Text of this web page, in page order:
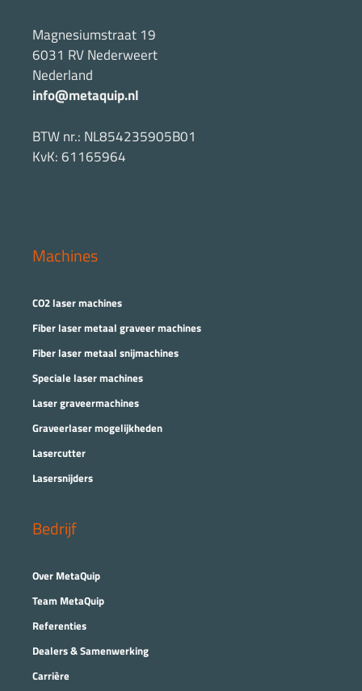
Magnesiumstraat 19
6031 RV Nederweert
Nederland
info@metaquip.nl
BTW nr.: NL854235905B01
KvK: 61165964
Machines
CO2 laser machines
Fiber laser metaal graveer machines
Fiber laser metaal snijmachines
Speciale laser machines
Laser graveermachines
Graveerlaser mogelijkheden
Lasercutter
Lasersnijders
Bedrijf
Over MetaQuip
Team MetaQuip
Referenties
Dealers & Samenwerking
Carrière